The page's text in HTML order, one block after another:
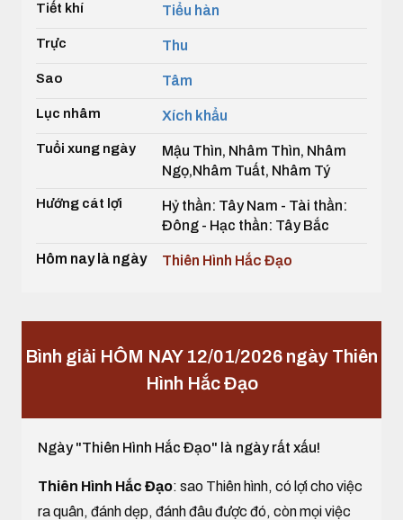
Tiết khí Tiểu hàn
Trực Thu
Sao Tâm
Lục nhâm Xích khẩu
Tuổi xung ngày
Mậu Thìn, Nhâm Thìn, Nhâm
Ngọ,Nhâm Tuất, Nhâm Tý
Hướng cát lợi
Hỷ thần: Tây Nam - Tài thần:
Đông - Hạc thần: Tây Bắc
Hôm nay là ngày Thiên Hình Hắc Đạo
Bình giải HÔM NAY 12/01/2026 ngày Thiên
Hình Hắc Đạo
Ngày "Thiên Hình Hắc Đạo" là ngày rất xấu!
Thiên Hình Hắc Đạo: sao Thiên hình, có lợi cho việc
ra quân, đánh dẹp, đánh đâu được đó, còn mọi việc